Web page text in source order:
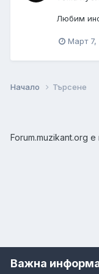
Любим
Март 7,
Начало Търсене
Forum.muzikant.org
Важна